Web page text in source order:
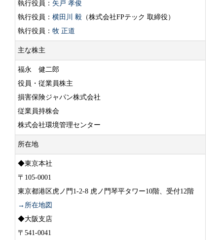
執行役員： 矢戸 孝俊
執行役員：横田川 毅 （株式会社FPテック 取締役）
執行役員：牧 正道
主な株主
福永 健二郎
役員・従業員株主
損害保険ジャパン株式会社
従業員持株会
株式会社環境管理センター
所在地
◆東京本社
〒105-0001
東京都港区虎ノ門1-2-8 虎ノ門琴平タワー10階、受付12階
→所在地図
◆大阪支店
〒541-0041